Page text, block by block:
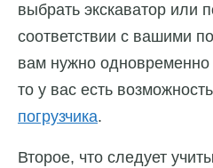
выбрать экскаватор или
соответствии с вашими
вам нужно одновременно
то у вас есть возможность
погрузчика.
Второе, что следует